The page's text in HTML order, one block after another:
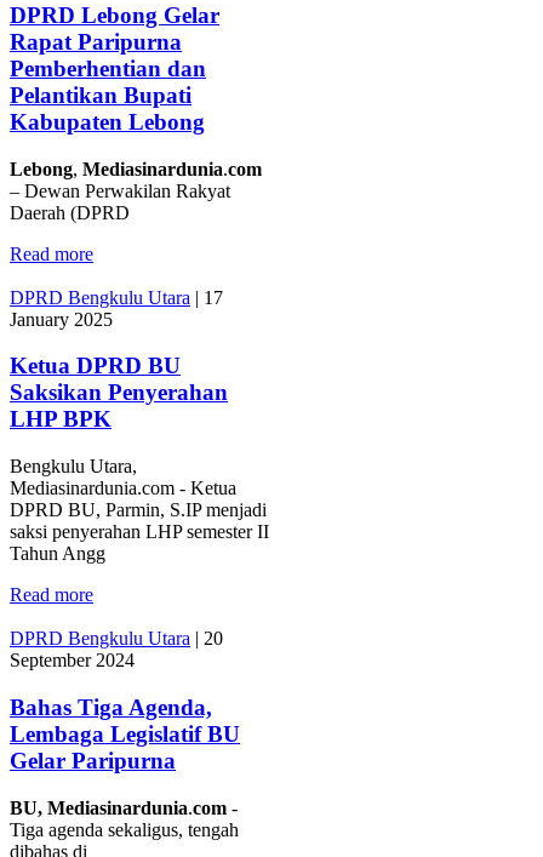
DPRD Lebong Gelar
Rapat Paripurna
Pemberhentian dan
Pelantikan Bupati
Kabupaten Lebong
Lebong, Mediasinardunia.com
– Dewan Perwakilan Rakyat
Daerah (DPRD
Read more
DPRD Bengkulu Utara | 17
January 2025
Ketua DPRD BU
Saksikan Penyerahan
LHP BPK
Bengkulu Utara,
Mediasinardunia.com - Ketua
DPRD BU, Parmin, S.IP menjadi
saksi penyerahan LHP semester II
Tahun Angg
Read more
DPRD Bengkulu Utara | 20
September 2024
Bahas Tiga Agenda,
Lembaga Legislatif BU
Gelar Paripurna
BU, Mediasinardunia.com -
Tiga agenda sekaligus, tengah
dibahas di